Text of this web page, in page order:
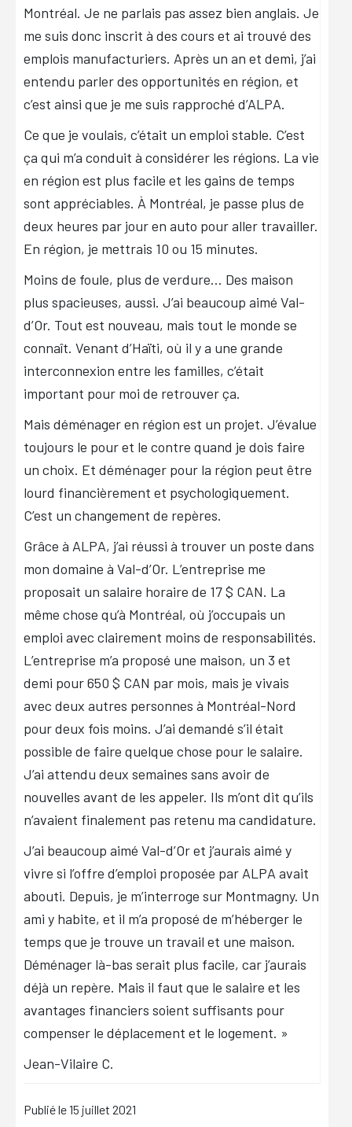
Montréal. Je ne parlais pas assez bien anglais. Je
me suis donc inscrit à des cours et ai trouvé des
emplois manufacturiers. Après un an et demi, j’ai
entendu parler des opportunités en région, et
c’est ainsi que je me suis rapproché d’ALPA.
Ce que je voulais, c’était un emploi stable. C’est
ça qui m’a conduit à considérer les régions. La vie
en région est plus facile et les gains de temps
sont appréciables. À Montréal, je passe plus de
deux heures par jour en auto pour aller travailler.
En région, je mettrais 10 ou 15 minutes.
Moins de foule, plus de verdure… Des maison
plus spacieuses, aussi. J’ai beaucoup aimé Val-
d’Or. Tout est nouveau, mais tout le monde se
connaît. Venant d’Haïti, où il y a une grande
interconnexion entre les familles, c’était
important pour moi de retrouver ça.
Mais déménager en région est un projet. J’évalue
toujours le pour et le contre quand je dois faire
un choix. Et déménager pour la région peut être
lourd financièrement et psychologiquement.
C’est un changement de repères.
Grâce à ALPA, j’ai réussi à trouver un poste dans
mon domaine à Val-d’Or. L’entreprise me
proposait un salaire horaire de 17 $ CAN. La
même chose qu’à Montréal, où j’occupais un
emploi avec clairement moins de responsabilités.
L’entreprise m’a proposé une maison, un 3 et
demi pour 650 $ CAN par mois, mais je vivais
avec deux autres personnes à Montréal-Nord
pour deux fois moins. J’ai demandé s’il était
possible de faire quelque chose pour le salaire.
J’ai attendu deux semaines sans avoir de
nouvelles avant de les appeler. Ils m’ont dit qu’ils
n’avaient finalement pas retenu ma candidature.
J’ai beaucoup aimé Val-d’Or et j’aurais aimé y
vivre si l’offre d’emploi proposée par ALPA avait
abouti. Depuis, je m’interroge sur Montmagny. Un
ami y habite, et il m’a proposé de m’héberger le
temps que je trouve un travail et une maison.
Déménager là-bas serait plus facile, car j’aurais
déjà un repère. Mais il faut que le salaire et les
avantages financiers soient suffisants pour
compenser le déplacement et le logement. »
Jean-Vilaire C.
Publié le15 juillet 2021